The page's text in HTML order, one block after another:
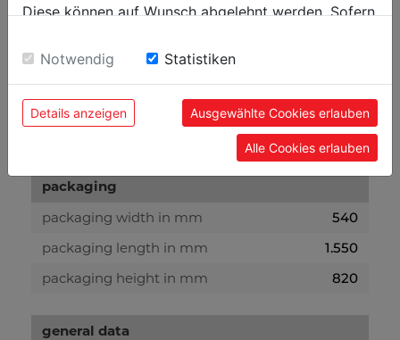
technical details
gross weight in kg
117
111
packaging
packaging width in mm
540
packaging length in mm
1.550
packaging height in mm
820
general data
Diese können auf Wunsch abgelehnt werden. Sofern
Einwilligung zu unseren Cookies.
Notwendig Statistiken
Details anzeigen Ausgewählte Cookies erlauben
Alle Cookies erlauben